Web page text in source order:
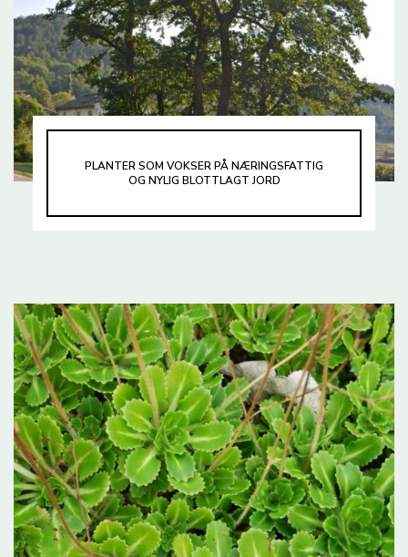
PLANTER SOM VOKSER PÅ NÆRINGSFATTIG
OG NYLIG BLOTTLAGT JORD